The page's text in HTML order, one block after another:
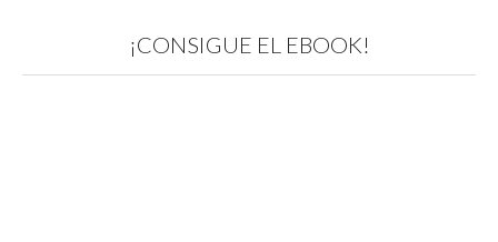
¡CONSIGUE EL EBOOK!